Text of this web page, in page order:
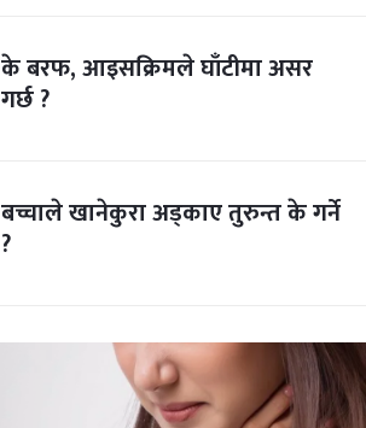
के बरफ, आइसक्रिमले घाँटीमा असर
गर्छ ?
बच्चाले खानेकुरा अड्काए तुरुन्त के गर्ने
?